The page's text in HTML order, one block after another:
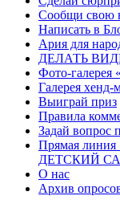
Сообщи свою
Написать в
Ария для
ДЕЛАТЬ
Фото-галерея
Галерея хенд-
Выиграй приз
Правила
Задай вопрос
Прямая
ДЕТСКИЙ
О нас
Архив